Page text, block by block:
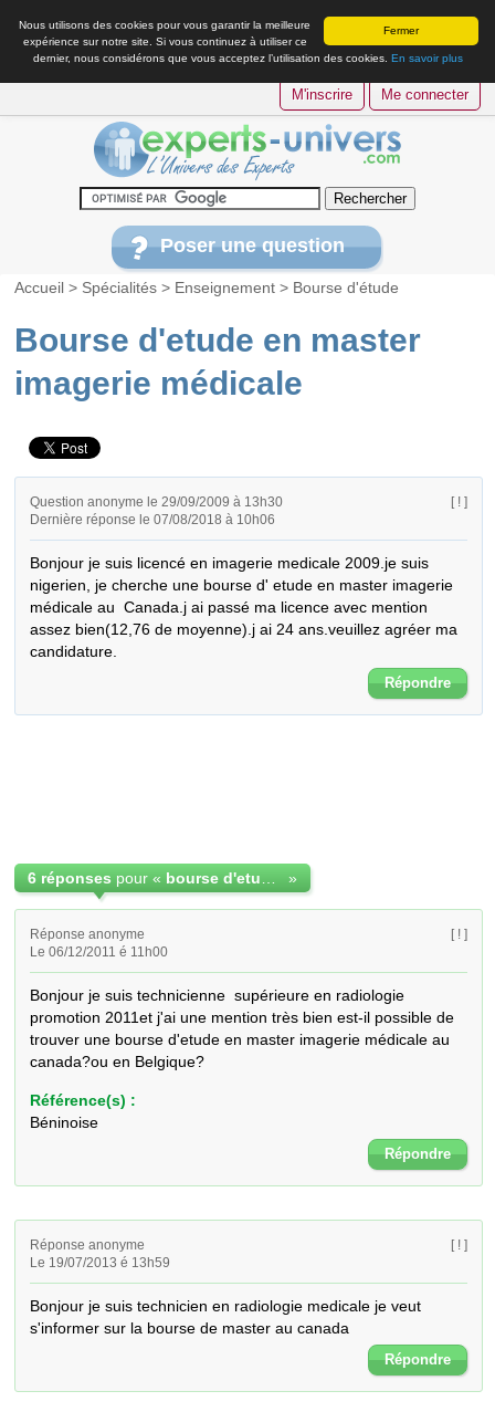
Fermer
Nous utilisons des cookies pour vous garantir la meilleure
expérience sur notre site. Si vous continuez à utiliser ce
dernier, nous considérons que vous acceptez l’utilisation des cookies. En savoir plus
M'inscrire Me connecter
Poser une question
Accueil > Spécialités > Enseignement > Bourse d'étude
Bourse d'etude en master
imagerie médicale
Question anonyme le 29/09/2009 à 13h30
Dernière réponse le 07/08/2018 à 10h06
[ ! ]
Bonjour je suis licencé en imagerie medicale 2009.je suis
nigerien, je cherche une bourse d' etude en master imagerie
médicale au  Canada.j ai passé ma licence avec mention
assez bien(12,76 de moyenne).j ai 24 ans.veuillez agréer ma
candidature.
Répondre
6 réponses pour « »
Réponse anonyme
Le 06/12/2011 é 11h00
[ ! ]
Bonjour je suis technicienne  supérieure en radiologie
promotion 2011et j'ai une mention très bien est-il possible de
trouver une bourse d'etude en master imagerie médicale au
canada?ou en Belgique?
Référence(s) :
Béninoise
Répondre
Réponse anonyme
Le 19/07/2013 é 13h59
[ ! ]
Bonjour je suis technicien en radiologie medicale je veut
s'informer sur la bourse de master au canada
Répondre